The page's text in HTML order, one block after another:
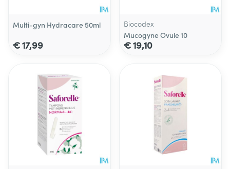
Multi-gyn Hydracare 50ml
€ 17,99
Biocodex
Mucogyne Ovule 10
€ 19,10